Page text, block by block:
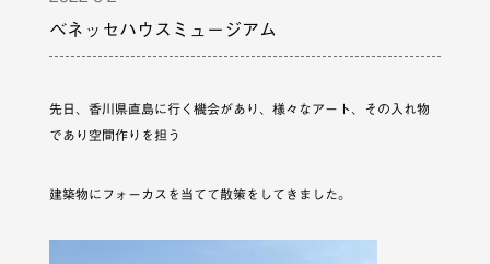
ベネッセハウスミュージアム
先日、香川県直島に行く機会があり、様々なアート、その入れ物
であり空間作りを担う
建築物にフォーカスを当てて散策をしてきました。